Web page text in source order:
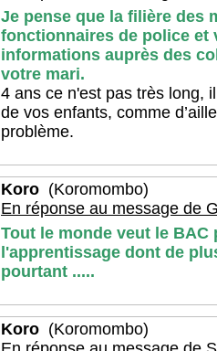
Je pense que la filière des
fonctionnaires de police et
informations auprès des
votre mari.
4 ans ce n'est pas très long,
de vos enfants, comme
problème.
Koro (Koromombo)
En réponse au message de
Tout le monde veut le
l'apprentissage dont de
pourtant .....
Koro (Koromombo)